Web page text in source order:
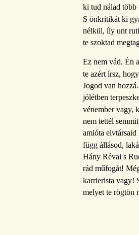
ki tud nálad több
S önkritikát ki
nélkül, íly unt
te szoktad
Ez nem vád. Én
te azért írsz,
Jogod van
jólétben
vénember vagy,
nem tettél
amióta
függ állásod,
Hány Révai s
rád műfogát!
karrierista vagy!
melyet te rögtön